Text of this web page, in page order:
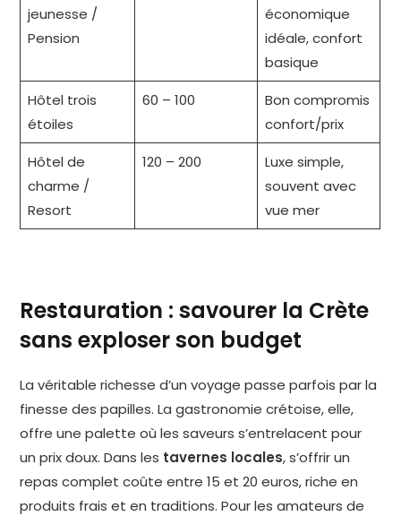
jeunesse /
Pension
économique
idéale, confort
basique
Hôtel trois
étoiles
60 – 100
Bon compromis
confort/prix
Hôtel de
charme /
Resort
120 – 200
Luxe simple,
souvent avec
vue mer
Restauration : savourer la Crète
sans exploser son budget
La véritable richesse d’un voyage passe parfois par la
finesse des papilles. La gastronomie crétoise, elle,
offre une palette où les saveurs s’entrelacent pour
un prix doux. Dans les tavernes locales, s’offrir un
repas complet coûte entre 15 et 20 euros, riche en
produits frais et en traditions. Pour les amateurs de